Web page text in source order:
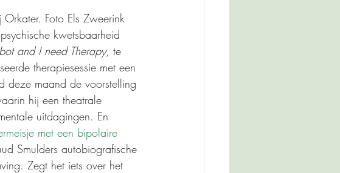
Foto Els Zweerink
kwetsbaarheid
and I need Therapy, te
therapiesessie met een
deze maand de voorstelling
hij een theatrale
uitdagingen. En
met een bipolaire
Smulders autobiografische
Zegt het iets over het